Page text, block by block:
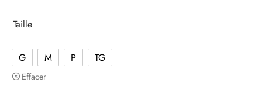
Taille
G M P TG
Effacer